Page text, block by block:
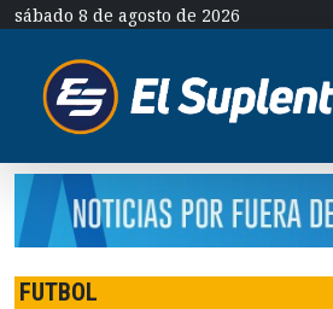
sábado 8 de agosto de 2026
FUTBOL